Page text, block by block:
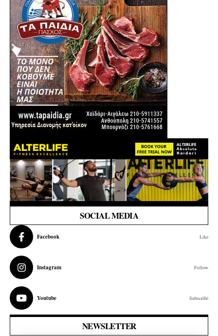
SOCIAL MEDIA
Facebook Like
Instagram Follow
Youtube Subscribe
NEWSLETTER